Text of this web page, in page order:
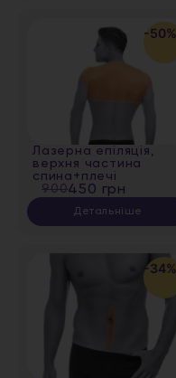
Лазерна епіляція,
верхня частина
спина+плечі
900450 грн
Детальніше
-50%
-34%